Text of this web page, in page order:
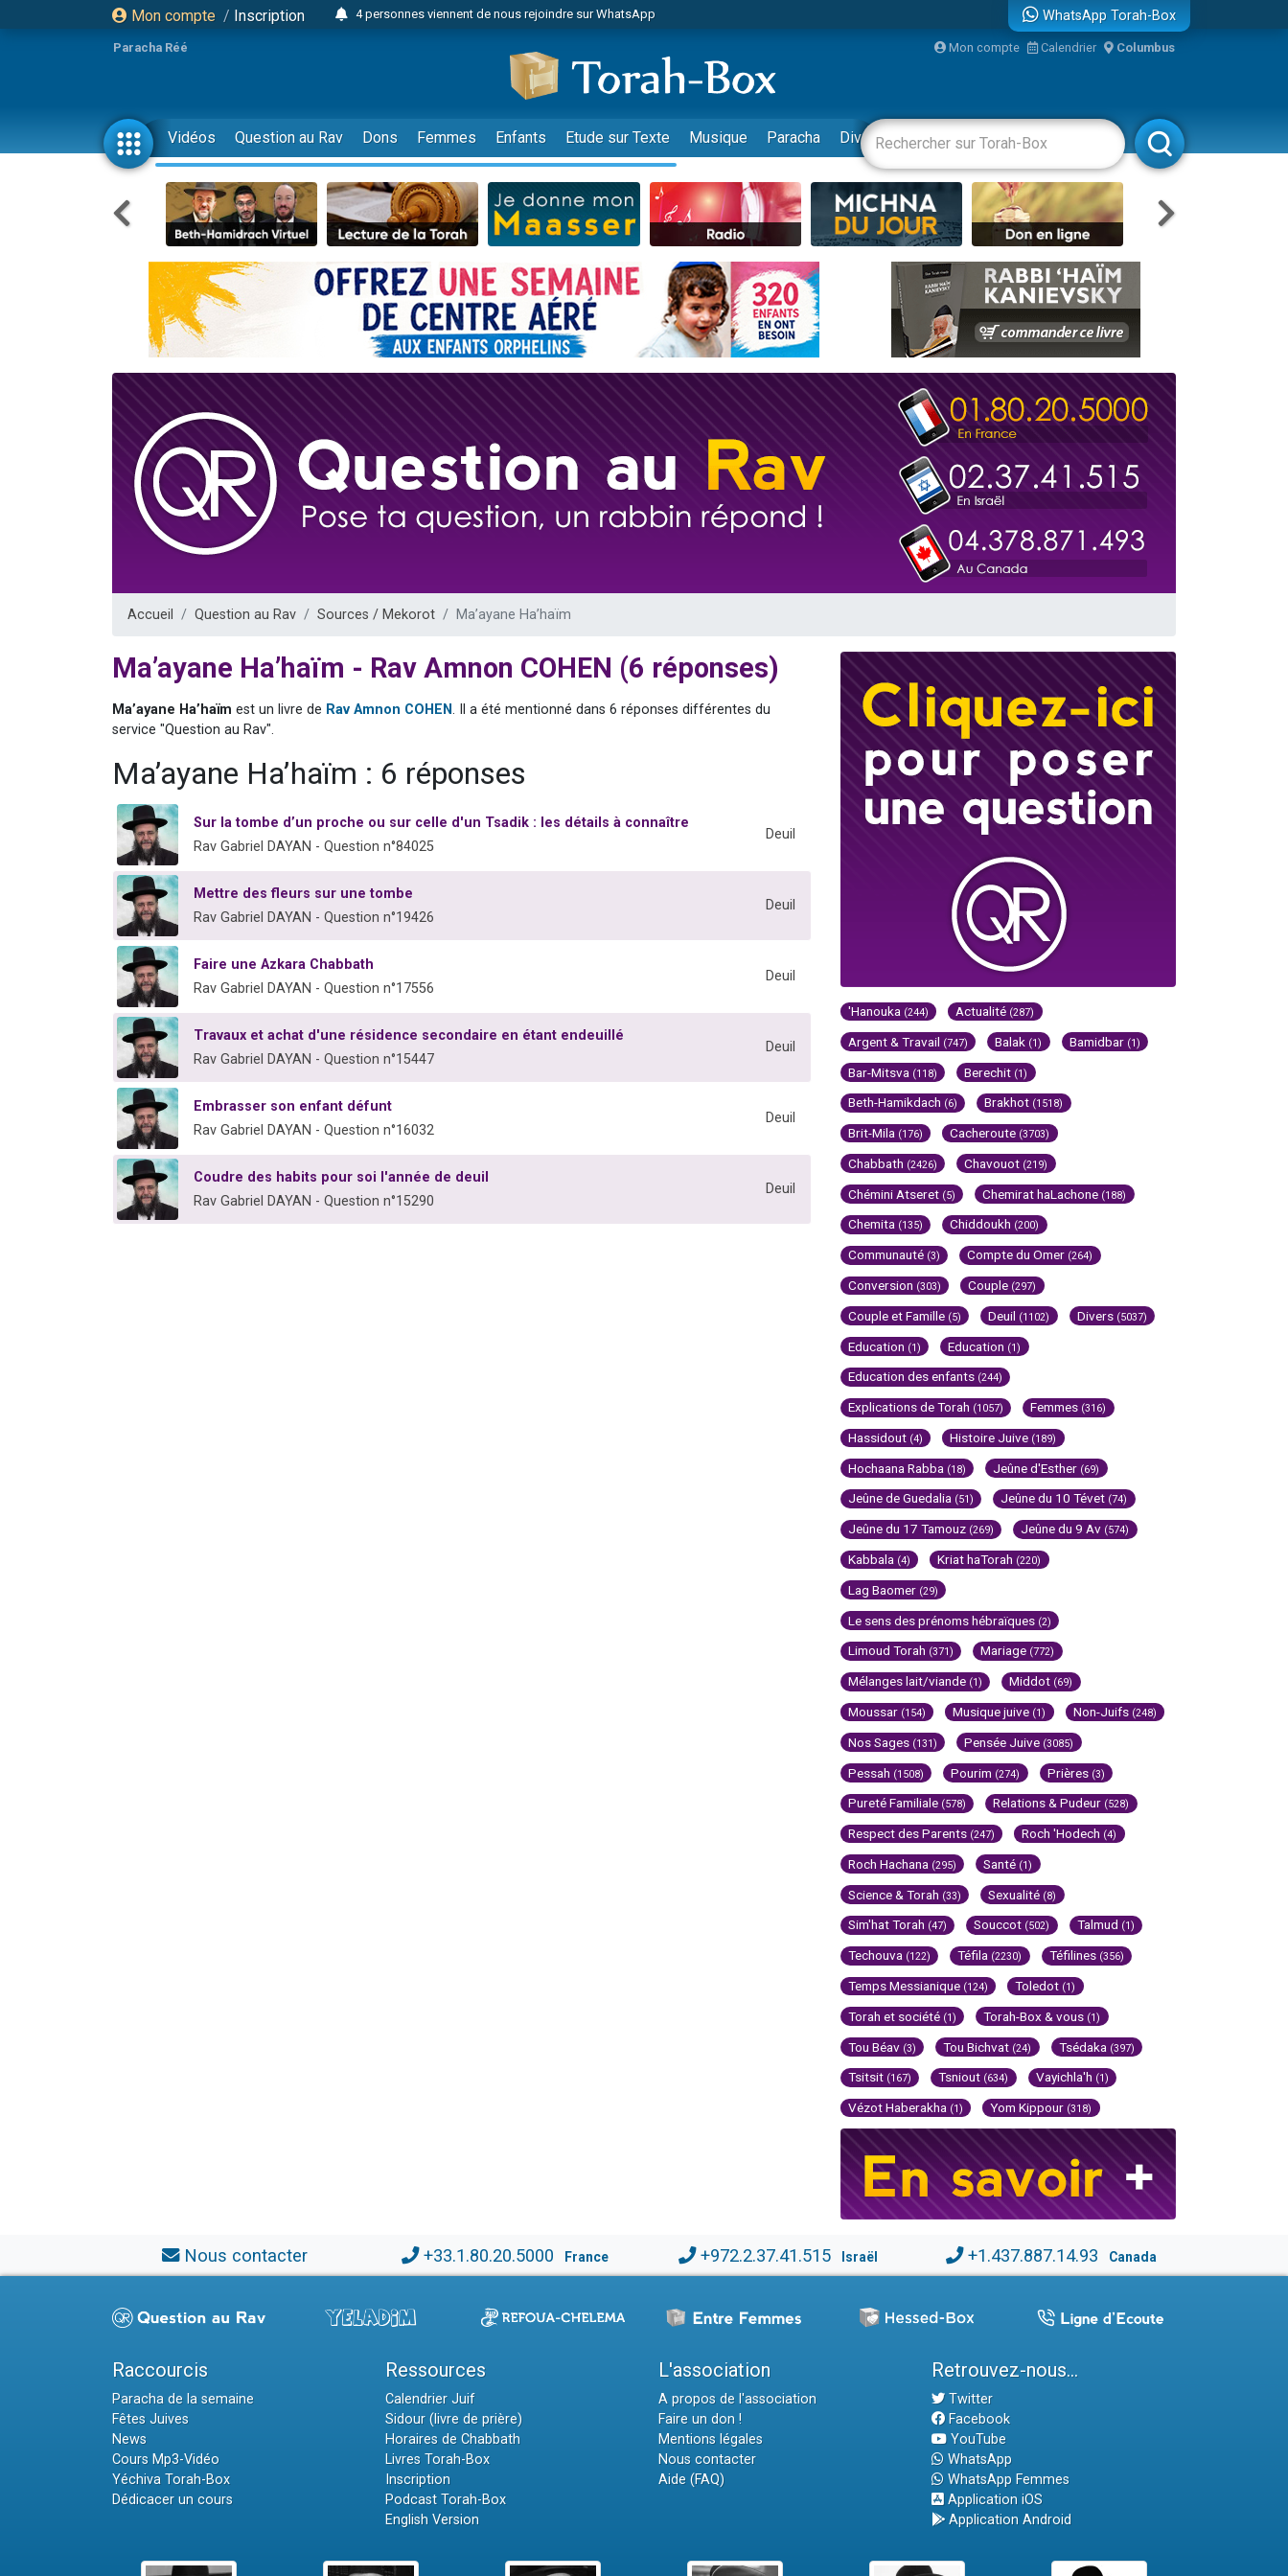
Mon compte / Inscription
3 personnes viennent de nous rejoindre sur WhatsApp
3 personnes viennent de faire un don pour 5 jours de vacances aux Orphelins
3 personnes viennent de faire un don pour Diane, 80 ans, dans un appartement insalubre
2 personnes viennent de nous rejoindre sur WhatsApp
13 personnes viennent de demander une bénédiction
30 personnes viennent de faire un don pour Sauvez la jambe de Yohan
Il reste 49 places pour étudier en groupe sur Zoom
12 nouvelles musiques dans Torah-Box Music
3 personnes viennent de nous rejoindre sur WhatsApp
2 personnes viennent de nous rejoindre sur WhatsApp
2 nouvelles musiques dans Torah-Box Music
3 personnes viennent de nous rejoindre sur WhatsApp
8 personnes viennent de faire un don pour Tsédaka : pauvres d'Israel
Nouvelle émission radio : Visions de grandeur n°104 : Le Chabbath et le Birkat Hamazone à travers le temps
61 personnes viennent de demander une bénédiction
Il reste 49 places pour étudier en groupe sur Zoom
Ariel vient de donner son Maasser
Nathaniel vient de donner son Maasser
WhatsApp Torah-Box
Paracha Réé Mon compte Calendrier Columbus
Vidéos Question au Rav Dons Femmes Enfants Etude sur Texte Musique Paracha Divertissements Livres Rabbanim
Accueil Question au Rav Sources / Mekorot Ma’ayane Ha’haïm
Ma’ayane Ha’haïm - Rav Amnon COHEN (6 réponses)
Ma’ayane Ha’haïm est un livre de Rav Amnon COHEN. Il a été mentionné dans 6 réponses différentes du
service "Question au Rav".
Ma’ayane Ha’haïm : 6 réponses
Sur la tombe d’un proche ou sur celle d'un Tsadik : les détails à connaître
Rav Gabriel DAYAN - Question n°84025
Deuil
Mettre des fleurs sur une tombe
Rav Gabriel DAYAN - Question n°19426
Deuil
Faire une Azkara Chabbath
Rav Gabriel DAYAN - Question n°17556
Deuil
Travaux et achat d'une résidence secondaire en étant endeuillé
Rav Gabriel DAYAN - Question n°15447
Deuil
Embrasser son enfant défunt
Rav Gabriel DAYAN - Question n°16032
Deuil
Coudre des habits pour soi l'année de deuil
Rav Gabriel DAYAN - Question n°15290
Deuil
'Hanouka (244) Actualité (287)
Argent & Travail (747) Balak (1) Bamidbar (1)
Bar-Mitsva (118) Berechit (1)
Beth-Hamikdach (6) Brakhot (1518)
Brit-Mila (176) Cacheroute (3703)
Chabbath (2426) Chavouot (219)
Chémini Atseret (5) Chemirat haLachone (188)
Chemita (135) Chiddoukh (200)
Communauté (3) Compte du Omer (264)
Conversion (303) Couple (297)
Couple et Famille (5) Deuil (1102) Divers (5037)
Education (1) Education (1)
Education des enfants (244)
Explications de Torah (1057) Femmes (316)
Hassidout (4) Histoire Juive (189)
Hochaana Rabba (18) Jeûne d'Esther (69)
Jeûne de Guedalia (51) Jeûne du 10 Tévet (74)
Jeûne du 17 Tamouz (269) Jeûne du 9 Av (574)
Kabbala (4) Kriat haTorah (220)
Lag Baomer (29)
Le sens des prénoms hébraïques (2)
Limoud Torah (371) Mariage (772)
Mélanges lait/viande (1) Middot (69)
Moussar (154) Musique juive (1) Non-Juifs (248)
Nos Sages (131) Pensée Juive (3085)
Pessah (1508) Pourim (274) Prières (3)
Pureté Familiale (578) Relations & Pudeur (528)
Respect des Parents (247) Roch 'Hodech (4)
Roch Hachana (295) Santé (1)
Science & Torah (33) Sexualité (8)
Sim'hat Torah (47) Souccot (502) Talmud (1)
Techouva (122) Téfila (2230) Téfilines (356)
Temps Messianique (124) Toledot (1)
Torah et société (1) Torah-Box & vous (1)
Tou Béav (3) Tou Bichvat (24) Tsédaka (397)
Tsitsit (167) Tsniout (634) Vayichla'h (1)
Vézot Haberakha (1) Yom Kippour (318)
Nous contacter +33.1.80.20.5000 France +972.2.37.41.515 Israël +1.437.887.14.93 Canada
Raccourcis
Paracha de la semaine
Fêtes Juives
News
Cours Mp3-Vidéo
Yéchiva Torah-Box
Dédicacer un cours
Ressources
Calendrier Juif
Sidour (livre de prière)
Horaires de Chabbath
Livres Torah-Box
Inscription
Podcast Torah-Box
English Version
L'association
A propos de l'association
Faire un don !
Mentions légales
Nous contacter
Aide (FAQ)
Retrouvez-nous...
Twitter
Facebook
YouTube
WhatsApp
WhatsApp Femmes
Application iOS
Application Android